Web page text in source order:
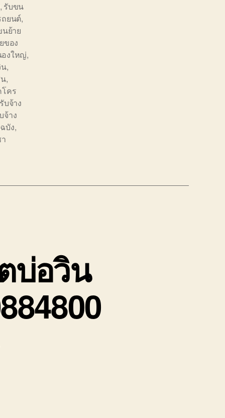
, รับขน
ยนต์,
นย้าย
ของ
องใหญ่,
,
,
คร
บจ้าง
จ้าง
บัง,
บ่อวิน